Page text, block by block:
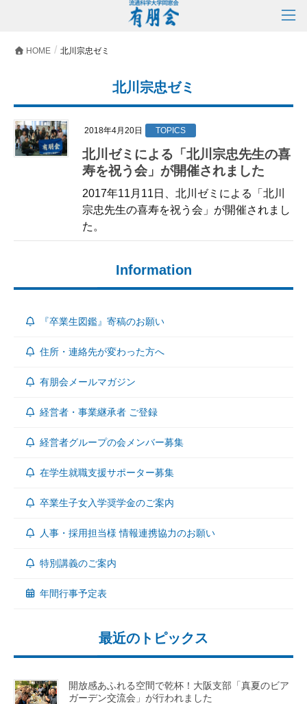
HOME 北川宗忠ゼミ
北川宗忠ゼミ
2018年4月20日 TOPICS
北川ゼミによる「北川宗忠先生の喜
寿を祝う会」が開催されました
2017年11月11日、北川ゼミによる「北川
宗忠先生の喜寿を祝う会」が開催されまし
た。
Information
『卒業生図鑑』寄稿のお願い
住所・連絡先が変わった方へ
有朋会メールマガジン
経営者・事業継承者 ご登録
経営者グループの会メンバー募集
在学生就職支援サポーター募集
卒業生子女入学奨学金のご案内
人事・採用担当様 情報連携協力のお願い
特別講義のご案内
年間行事予定表
最近のトピックス
開放感あふれる空間で乾杯！大阪支部「真夏のビア
ガーデン交流会」が行われました